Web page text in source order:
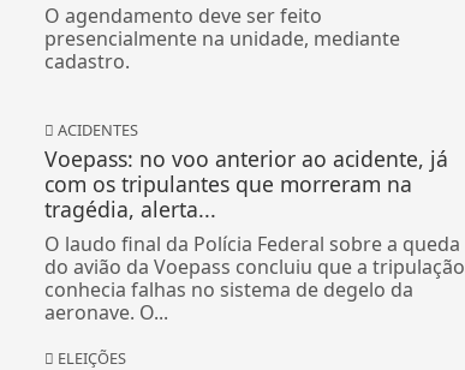
O agendamento deve ser feito
presencialmente na unidade, mediante
cadastro.
ACIDENTES
Voepass: no voo anterior ao acidente, já
com os tripulantes que morreram na
tragédia, alerta...
O laudo final da Polícia Federal sobre a queda
do avião da Voepass concluiu que a tripulação
conhecia falhas no sistema de degelo da
aeronave. O...
ELEIÇÕES